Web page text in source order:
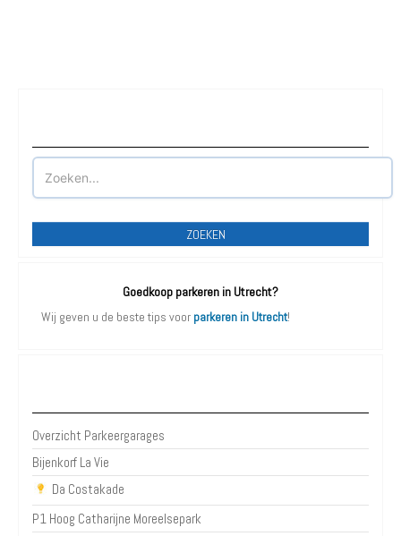
ZOEKEN
Goedkoop parkeren in Utrecht?
Wij geven u de beste tips voor parkeren in Utrecht!
Overzicht Parkeergarages
Bijenkorf La Vie
Da Costakade
P1 Hoog Catharijne Moreelsepark